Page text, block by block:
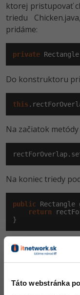
Táto webstránka
ktorej pristupovať
triedu
pridáme:
private
Do konstruktoru
this
Na začiatok
Na koniec triedy
public Rectangle
return
}
Pridáme importy
Založiť inštanciu
otvoríme triedu